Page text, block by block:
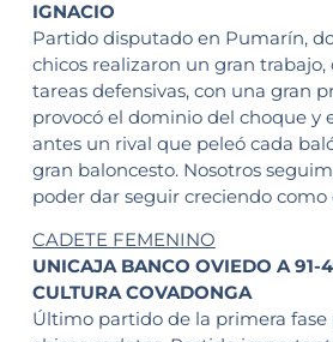
IGNACIO
Partido disputado en Pumarín,
chicos realizaron un gran trabajo,
tareas defensivas, con una gran
provocó el dominio del choque y
antes un rival que peleó cada
gran baloncesto. Nosotros
poder dar seguir creciendo como
CADETE FEMENINO
UNICAJA BANCO OVIEDO A 91-
CULTURA COVADONGA
Último partido de la primera fase